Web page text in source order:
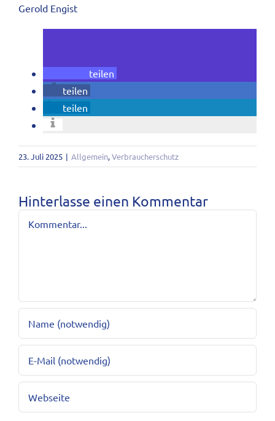
Gerold Engist
teilen
teilen
teilen
23. Juli 2025 | Allgemein,Verbraucherschutz
Hinterlasse einen Kommentar